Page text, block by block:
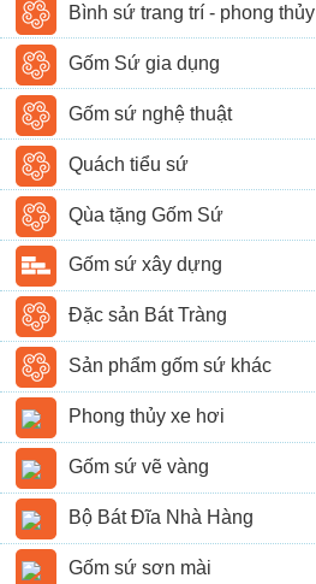
Bình sứ trang trí - phong thủy
Gốm Sứ gia dụng
Gốm sứ nghệ thuật
Quách tiểu sứ
Qùa tặng Gốm Sứ
Gốm sứ xây dựng
Đặc sản Bát Tràng
Sản phẩm gốm sứ khác
Phong thủy xe hơi
Gốm sứ vẽ vàng
Bộ Bát Đĩa Nhà Hàng
Gốm sứ sơn mài